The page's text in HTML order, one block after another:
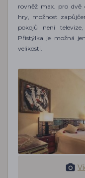
rovněž max. pro dvě
hry, možnost
pokojů není
Přistýlka je možná
velikosti.